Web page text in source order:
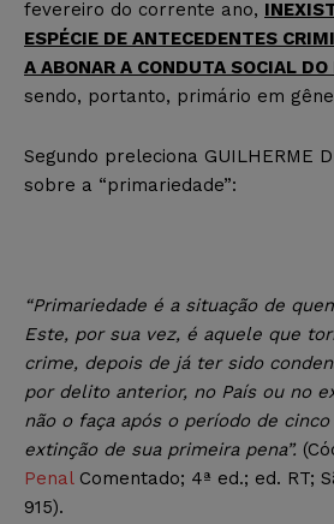
fevereiro do corrente ano,
ESPÉCIE DE ANTECEDENTES
A ABONAR A CONDUTA SOCIAL DO
sendo, portanto, primário em
Segundo preleciona GUILHERME
sobre a “primariedade”:
“Primariedade é a situação de
Este, por sua vez, é aquele que
crime, depois de já ter sido
por delito anterior, no País ou no
não o faça após o período de
extinção de sua primeira pena”.
Penal Comentado; 4ª ed.; ed. RT;
915).